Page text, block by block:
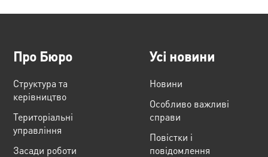
Про Бюро
Структура та
керівництво
Територіальні
управління
Засади роботи
Усі новини
Новини
Особливо важливі
справи
Повістки і
повідомлення